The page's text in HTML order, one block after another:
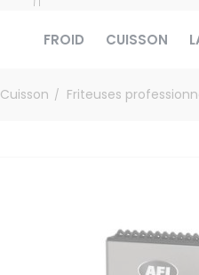
FROID CUISSON
Cuisson / Friteuses